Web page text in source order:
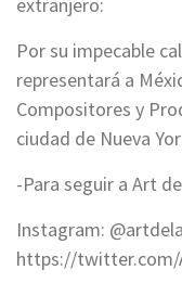
extranjero:
Por su impecable
representará a
Compositores y
ciudad de Nueva
-Para seguir a Art
Instagram:
https://twitter.com/